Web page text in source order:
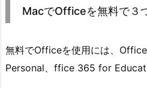
MacでOfficeを無料で３
無料でOfficeを使用には、
Personal、ffice 365 for